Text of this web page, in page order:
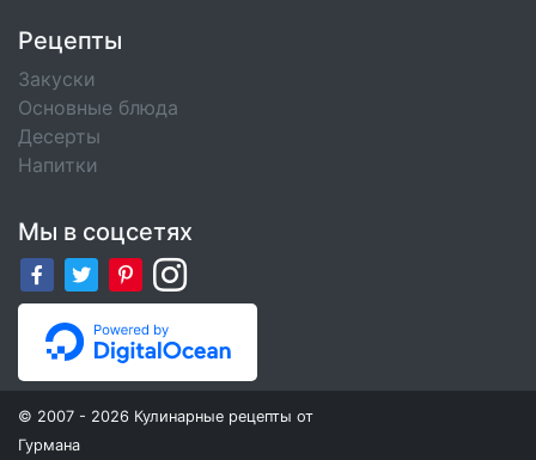
Рецепты
Закуски
Основные блюда
Десерты
Напитки
Мы в соцсетях
© 2007 - 2026 Кулинарные рецепты от
Гурмана